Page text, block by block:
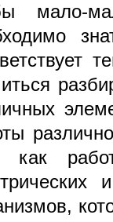
мало-
как